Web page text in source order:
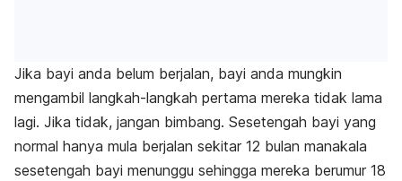
Jika bayi anda belum berjalan, bayi anda mungkin
mengambil langkah-langkah pertama mereka tidak lama
lagi. Jika tidak, jangan bimbang. Sesetengah bayi yang
normal hanya mula berjalan sekitar 12 bulan manakala
sesetengah bayi menunggu sehingga mereka berumur 18